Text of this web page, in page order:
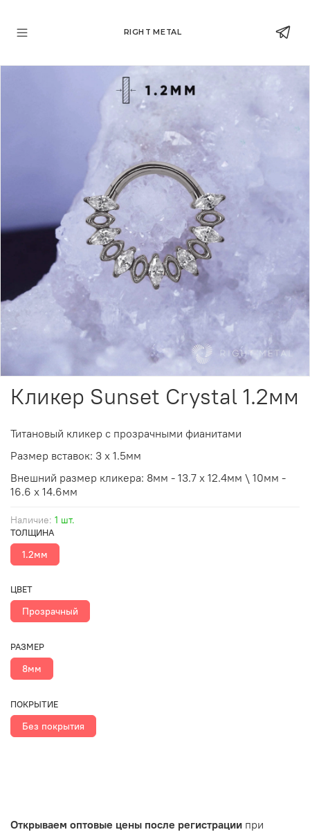
RIGHT METAL
Наличие: 1 шт.
Кликер Sunset Crystal 1.2мм
ТОЛЩИНА
1.2мм
ЦВЕТ
Прозрачный
РАЗМЕР
8мм
ПОКРЫТИЕ
Без покрытия
Титановый кликер с прозрачными фианитами
Размер вставок: 3 х 1.5мм
Внешний размер кликера: 8мм - 13.7 х 12.4мм \ 10мм -
16.6 х 14.6мм
Открываем оптовые цены после регистрации при